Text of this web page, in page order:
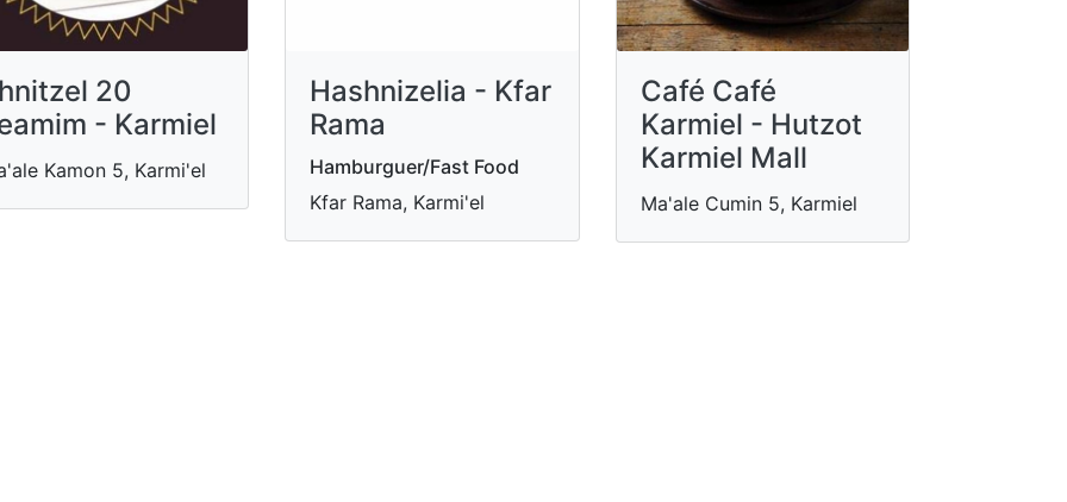
20
- Karmiel
Kamon 5, Karmi'el
Hashnizelia - Kfar
Rama
Hamburguer/Fast Food
Kfar Rama, Karmi'el
Café Café
Karmiel - Hutzot
Karmiel Mall
Ma'ale Cumin 5, Karmiel